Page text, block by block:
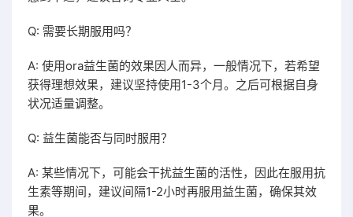
Q: 需要长期服用吗？
A: 使用ora益生菌的效果因人而异，一般情况下，若希望
获得理想效果，建议坚持使用1-3个月。之后可根据自身
状况适量调整。
Q: 益生菌能否与同时服用？
A: 某些情况下，可能会干扰益生菌的活性，因此在服用抗
生素等期间，建议间隔1-2小时再服用益生菌，确保其效
果。